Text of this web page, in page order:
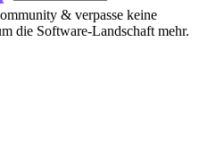
& verpasse keine
die Software-Landschaft mehr.